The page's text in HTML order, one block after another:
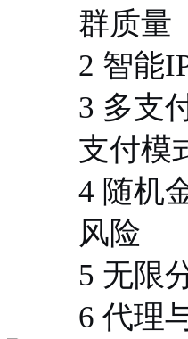
群质量
2 智能
3 多支
支付模
4 随机
风险
5 无限
6 代理